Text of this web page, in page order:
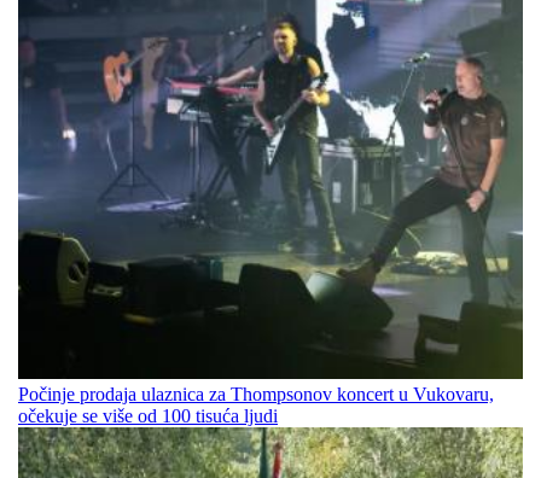
Počinje prodaja ulaznica za Thompsonov koncert u Vukovaru,
očekuje se više od 100 tisuća ljudi